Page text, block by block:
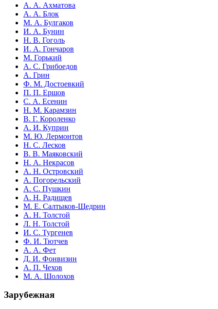
А. А. Ахматова
А. А. Блок
М. А. Булгаков
И. А. Бунин
Н. В. Гоголь
И. А. Гончаров
М. Горький
А. С. Грибоедов
А. Грин
Ф. М. Достоевкий
П. П. Ершов
С. А. Есенин
Н. М. Карамзин
В. Г. Короленко
А. И. Куприн
М. Ю. Лермонтов
Н. С. Лесков
В. В. Маяковский
Н. А. Некрасов
А. Н. Островский
А. Погорельский
А. С. Пушкин
А. Н. Радищев
М. Е. Салтыков-Щедрин
А. Н. Толстой
Л. Н. Толстой
И. С. Тургенев
Ф. И. Тютчев
А. А. Фет
Д. И. Фонвизин
А. П. Чехов
М. А. Шолохов
Зарубежная